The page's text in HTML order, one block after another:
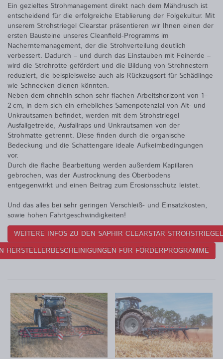
Ein gezieltes Strohmanagement direkt nach dem Mähdrusch ist
entscheidend für die erfolgreiche Etablierung der Folgekultur. Mit
unserem Strohstriegel Clearstar präsentieren wir Ihnen einen der
ersten Bausteine unseres Cleanfield-Programms im
Nacherntemanagement, der die Strohverteilung deutlich
verbessert. Dadurch – und durch das Einstauben mit Feinerde –
wird die Strohrotte gefördert und die Bildung von Strohnestern
reduziert, die beispielsweise auch als Rückzugsort für Schädlinge
wie Schnecken dienen könnten.
Neben dem ohnehin schon sehr flachen Arbeitshorizont von 1–
2 cm, in dem sich ein erhebliches Samenpotenzial von Alt- und
Unkrautsamen befindet, werden mit dem Strohstriegel
Ausfallgetreide, Ausfallraps und Unkrautsamen von der
Strohmatte getrennt. Diese finden durch die organische
Bedeckung und die Schattengare ideale Aufkeimbedingungen
vor.
Durch die flache Bearbeitung werden außerdem Kapillaren
gebrochen, was der Austrocknung des Oberbodens
entgegenwirkt und einen Beitrag zum Erosionsschutz leistet.
Und das alles bei sehr geringen Verschleiß- und Einsatzkosten,
sowie hohen Fahrtgeschwindigkeiten!
WEITERE INFOS ZU DEN SAPHIR CLEARSTAR
HERSTELLERBESCHEINIGUNGEN FÜR FÖRDERPROGRAMME